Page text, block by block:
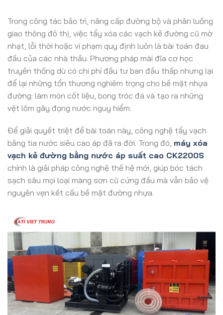
Trong công tác bảo trì, nâng cấp đường bộ và phân luồng
giao thông đô thị, việc tẩy xóa các vạch kẻ đường cũ mờ
nhạt, lỗi thời hoặc vi phạm quy định luôn là bài toán đau
đầu của các nhà thầu. Phương pháp mài đĩa cơ học
truyền thống dù có chi phí đầu tư ban đầu thấp nhưng lại
để lại những tổn thương nghiêm trọng cho bề mặt nhựa
đường: làm mòn cốt liệu, bong tróc đá và tạo ra những
vệt lõm gây đọng nước nguy hiểm.
Để giải quyết triệt để bài toán này, công nghệ tẩy vạch
bằng tia nước siêu cao áp đã ra đời. Trong đó, máy xóa
vạch kẻ đường bằng nước áp suất cao CK2200S
chính là giải pháp công nghệ thế hệ mới, giúp bóc tách
sạch sâu mọi loại màng sơn cũ cứng đầu mà vẫn bảo vệ
nguyên vẹn kết cấu bề mặt đường nhựa.